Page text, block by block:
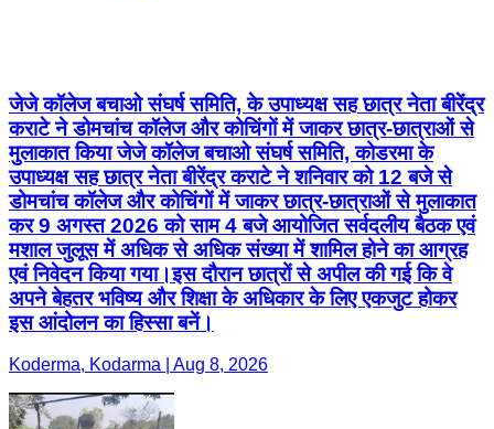
जेजे कॉलेज बचाओ संघर्ष समिति, के उपाध्यक्ष सह छात्र नेता बीरेंद्र
कराटे ने डोमचांच कॉलेज और कोचिंगों में जाकर छात्र-छात्राओं से
मुलाकात किया जेजे कॉलेज बचाओ संघर्ष समिति, कोडरमा के
उपाध्यक्ष सह छात्र नेता बीरेंद्र कराटे ने शनिवार को 12 बजे से
डोमचांच कॉलेज और कोचिंगों में जाकर छात्र-छात्राओं से मुलाकात
कर 9 अगस्त 2026 को साम 4 बजे आयोजित सर्वदलीय बैठक एवं
मशाल जुलूस में अधिक से अधिक संख्या में शामिल होने का आग्रह
एवं निवेदन किया गया।इस दौरान छात्रों से अपील की गई कि वे
अपने बेहतर भविष्य और शिक्षा के अधिकार के लिए एकजुट होकर
इस आंदोलन का हिस्सा बनें।
Koderma, Kodarma | Aug 8, 2026